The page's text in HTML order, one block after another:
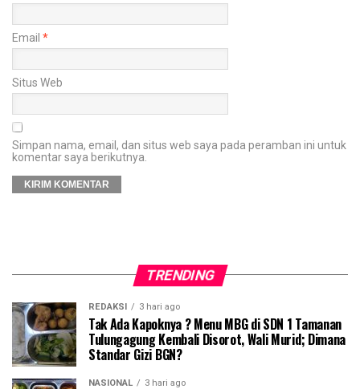
Email *
Situs Web
Simpan nama, email, dan situs web saya pada peramban ini untuk
komentar saya berikutnya.
TRENDING
REDAKSI 3 hari ago
Tak Ada Kapoknya ? Menu MBG di SDN 1 Tamanan
Tulungagung Kembali Disorot, Wali Murid; Dimana
Standar Gizi BGN?
NASIONAL 3 hari ago